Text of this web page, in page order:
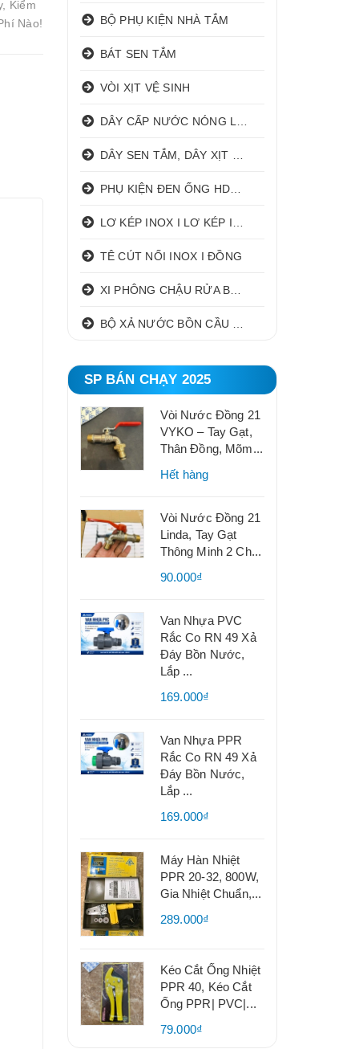
Kiểm
Nào!
BỘ PHỤ KIỆN NHÀ TẮM
BÁT SEN TẮM
VÒI XỊT VỆ SINH
TÊ CÚT NỐI INOX I ĐỒNG
SP BÁN CHẠY 2025
Vòi Nước Đồng 21
VYKO – Tay Gạt,
Thân Đồng, Mõm...
Hết hàng
Vòi Nước Đồng 21
Linda, Tay Gạt
Thông Minh 2 Ch...
90.000₫
Van Nhựa PVC
Rắc Co RN 49 Xả
Đáy Bồn Nước,
Lắp ...
169.000₫
Van Nhựa PPR
Rắc Co RN 49 Xả
Đáy Bồn Nước,
Lắp ...
169.000₫
Máy Hàn Nhiệt
PPR 20-32, 800W,
Gia Nhiệt Chuẩn,...
289.000₫
Kéo Cắt Ống Nhiệt
PPR 40, Kéo Cắt
Ống PPR| PVC|...
79.000₫